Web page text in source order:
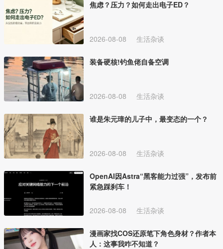
焦虑？压力？如何走出电子ED？
2026-08-08 生活杂谈
装备硬核!钓鱼佬自备空调
2026-08-08 生活杂谈
谁是朱元璋的儿子中，最变态的一个？
2026-08-08 生活杂谈
OpenAI因Astra“黑客能力过强”，发布前
紧急踩刹车！
2026-08-08 生活杂谈
漫画家找COS还原笔下角色身材？作者本
人：这事我咋不知道？